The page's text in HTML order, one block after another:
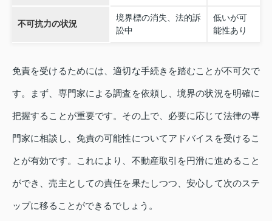
不可抗力の状況
境界標の消失、法的訴
訟中
低いが可
能性あり
免責を受けるためには、適切な手続きを踏むことが不可欠で
す。まず、専門家による調査を依頼し、境界の状況を明確に
把握することが重要です。その上で、必要に応じて法律の専
門家に相談し、免責の可能性についてアドバイスを受けるこ
とが有効です。これにより、不動産取引を円滑に進めること
ができ、売主としての責任を果たしつつ、安心して次のステ
ップに移ることができるでしょう。